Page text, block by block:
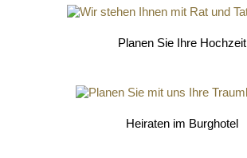
Planen Sie Ihre Hochzeit
Heiraten im Burghotel